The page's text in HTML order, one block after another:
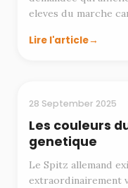
eleves du marche
Lire l'article
RACES
28 September 2025
Les couleurs
genetique
Le Spitz allemand
extraordinairement